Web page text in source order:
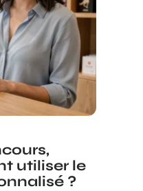
utiliser le
?